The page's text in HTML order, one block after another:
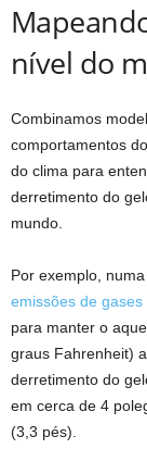
nível do
Combinamos
comportamentos
do clima para
derretimento do
mundo.
Por exemplo,
emissões de
para manter o
graus Fahrenheit)
derretimento do
em cerca de 4
(3,3 pés).